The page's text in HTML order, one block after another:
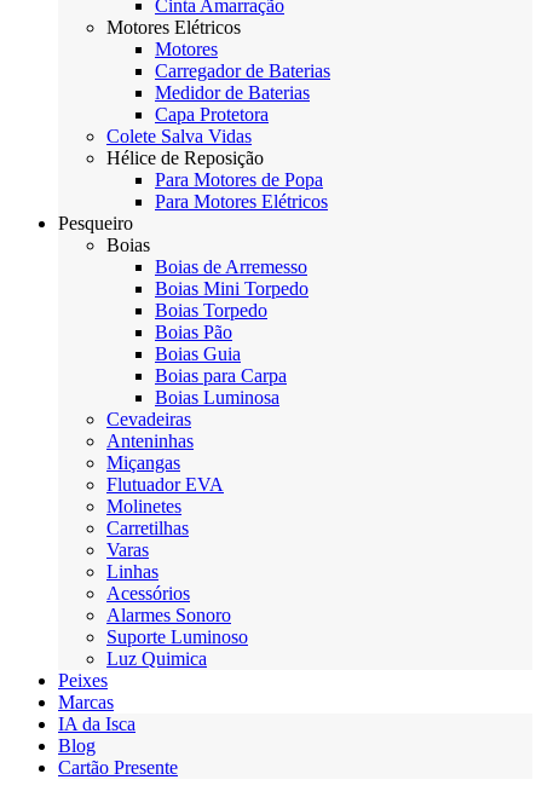
Cinta Amarração
Motores Elétricos
Motores
Carregador de Baterias
Medidor de Baterias
Capa Protetora
Colete Salva Vidas
Hélice de Reposição
Para Motores de Popa
Para Motores Elétricos
Pesqueiro
Boias
Boias de Arremesso
Boias Mini Torpedo
Boias Torpedo
Boias Pão
Boias Guia
Boias para Carpa
Boias Luminosa
Cevadeiras
Anteninhas
Miçangas
Flutuador EVA
Molinetes
Carretilhas
Varas
Linhas
Acessórios
Alarmes Sonoro
Suporte Luminoso
Luz Quimica
Peixes
Marcas
IA da Isca
Blog
Cartão Presente